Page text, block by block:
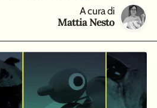
A cura di
Mattia Nesto